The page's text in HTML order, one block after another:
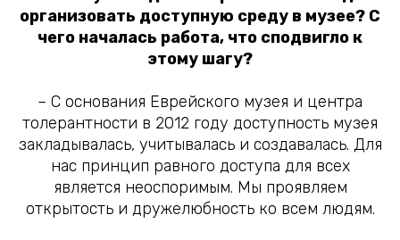
организовать доступную среду в музее? С
чего началась работа, что сподвигло к
этому шагу?
– С основания Еврейского музея и центра
толерантности в 2012 году доступность музея
закладывалась, учитывалась и создавалась. Для
нас принцип равного доступа для всех
является неоспоримым. Мы проявляем
открытость и дружелюбность ко всем людям.